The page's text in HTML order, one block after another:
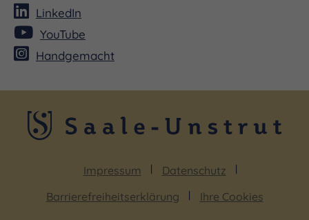
LinkedIn
YouTube
Handgemacht
Impressum
Datenschutz
Barrierefreiheitserklärung
Ihre Cookies